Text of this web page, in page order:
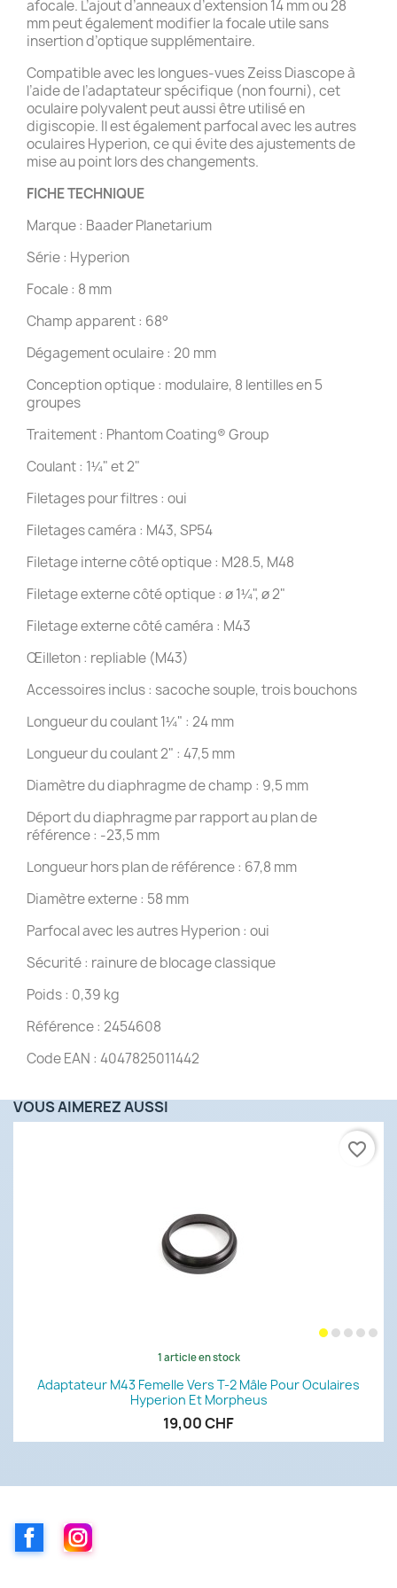
afocale. L’ajout d’anneaux d’extension 14 mm ou 28
mm peut également modifier la focale utile sans
insertion d’optique supplémentaire.
Compatible avec les longues-vues Zeiss Diascope à
l’aide de l’adaptateur spécifique (non fourni), cet
oculaire polyvalent peut aussi être utilisé en
digiscopie. Il est également parfocal avec les autres
oculaires Hyperion, ce qui évite des ajustements de
mise au point lors des changements.
FICHE TECHNIQUE
Marque : Baader Planetarium
Série : Hyperion
Focale : 8 mm
Champ apparent : 68°
Dégagement oculaire : 20 mm
Conception optique : modulaire, 8 lentilles en 5
groupes
Traitement : Phantom Coating® Group
Coulant : 1¼" et 2"
Filetages pour filtres : oui
Filetages caméra : M43, SP54
Filetage interne côté optique : M28.5, M48
Filetage externe côté optique : ø 1¼", ø 2"
Filetage externe côté caméra : M43
Œilleton : repliable (M43)
Accessoires inclus : sacoche souple, trois bouchons
Longueur du coulant 1¼" : 24 mm
Longueur du coulant 2" : 47,5 mm
Diamètre du diaphragme de champ : 9,5 mm
Déport du diaphragme par rapport au plan de
référence : -23,5 mm
Longueur hors plan de référence : 67,8 mm
Diamètre externe : 58 mm
Parfocal avec les autres Hyperion : oui
Sécurité : rainure de blocage classique
Poids : 0,39 kg
Référence : 2454608
Code EAN : 4047825011442
VOUS AIMEREZ AUSSI
1 article en stock
Adaptateur M43 Femelle Vers T-2 Mâle Pour Oculaires
Hyperion Et Morpheus
19,00 CHF
favorite_border
FacebookInstagram